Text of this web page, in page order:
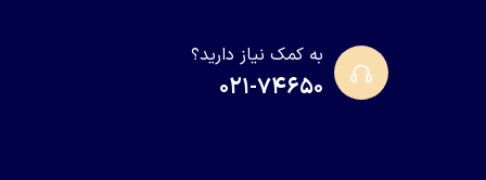
به کمک نیاز دارید؟
۰۲۱-۷۴۶۵۰